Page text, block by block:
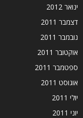
ינואר 2012
דצמבר 2011
נובמבר 2011
אוקטובר 2011
ספטמבר 2011
אוגוסט 2011
יולי 2011
יוני 2011